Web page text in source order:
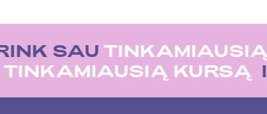
SAUTINKAMIAUSIĄ
TINKAMIAUSIĄ KURSĄ